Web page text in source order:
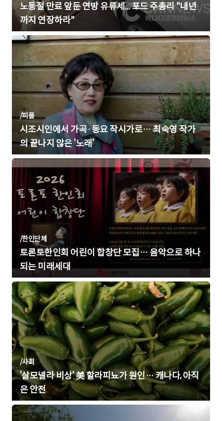
노동절 만료 앞둔 연방 유류세... 포드 주총리 "내년
까지 연장하라"
/피플
시조시인에서 가곡·동요 작시가로… 최숙영 작가
의 끝나지 않은 ‘노래’
/한인단체
토론토한인회 어린이 합창단 모집… 음악으로 하나
되는 미래세대
/사회
‘살모넬라 비상’ 美 할라피뇨가 원인… 캐나다, 아직
은 안전